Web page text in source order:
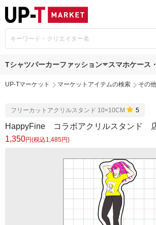
Tシャツパーカーファッション スマホケース
UP-Tマーケット マーケットアイテムの検索 その
フリーカットアクリルスタンド 10×10CM 5
HappyFine コラボアクリルスタンド
1,350円(税込1,485円)